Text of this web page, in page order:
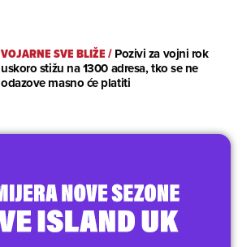
VOJARNE SVE BLIŽE/Pozivi za vojni rok
uskoro stižu na 1300 adresa, tko se ne
odazove masno će platiti